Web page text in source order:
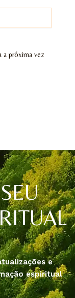
a próxima vez
e
espiritual